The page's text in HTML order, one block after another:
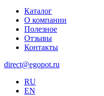
Каталог
О компании
Полезное
Отзывы
Контакты
direct@egopot.ru
RU
EN